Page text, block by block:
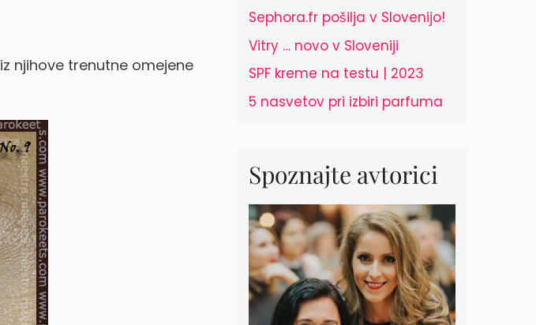
iz njihove trenutne omejene
Sephora.fr pošilja v Slovenijo!
Vitry … novo v Sloveniji
SPF kreme na testu | 2023
5 nasvetov pri izbiri parfuma
Spoznajte avtorici